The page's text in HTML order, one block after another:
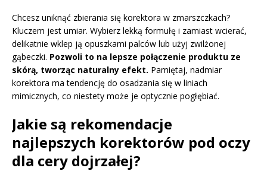
Chcesz uniknąć zbierania się korektora w zmarszczkach?
Kluczem jest umiar. Wybierz lekką formułę i zamiast wcierać,
delikatnie wklep ją opuszkami palców lub użyj zwilżonej
gąbeczki. Pozwoli to na lepsze połączenie produktu ze
skórą, tworząc naturalny efekt. Pamiętaj, nadmiar
korektora ma tendencję do osadzania się w liniach
mimicznych, co niestety może je optycznie pogłębiać.
Jakie są rekomendacje
najlepszych korektorów pod oczy
dla cery dojrzałej?